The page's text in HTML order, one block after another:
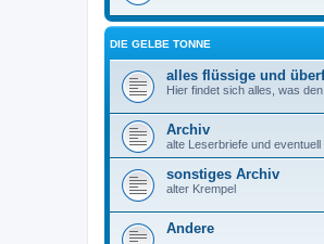
DIE GELBE TONNE
alles flüssige und
Hier findet sich alles, was
Archiv
alte Leserbriefe und
sonstiges Archiv
alter Krempel
Andere